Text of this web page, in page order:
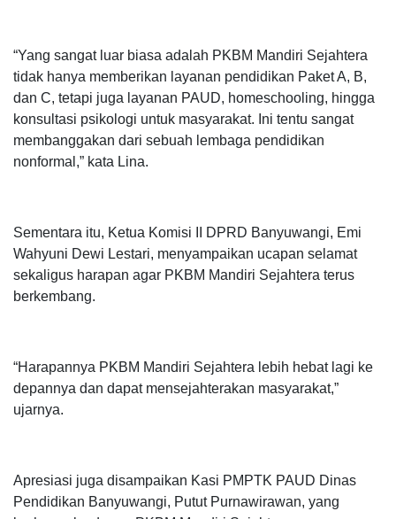
“Yang sangat luar biasa adalah PKBM Mandiri Sejahtera
tidak hanya memberikan layanan pendidikan Paket A, B,
dan C, tetapi juga layanan PAUD, homeschooling, hingga
konsultasi psikologi untuk masyarakat. Ini tentu sangat
membanggakan dari sebuah lembaga pendidikan
nonformal,” kata Lina.
Sementara itu, Ketua Komisi II DPRD Banyuwangi, Emi
Wahyuni Dewi Lestari, menyampaikan ucapan selamat
sekaligus harapan agar PKBM Mandiri Sejahtera terus
berkembang.
“Harapannya PKBM Mandiri Sejahtera lebih hebat lagi ke
depannya dan dapat mensejahterakan masyarakat,”
ujarnya.
Apresiasi juga disampaikan Kasi PMPTK PAUD Dinas
Pendidikan Banyuwangi, Putut Purnawirawan, yang